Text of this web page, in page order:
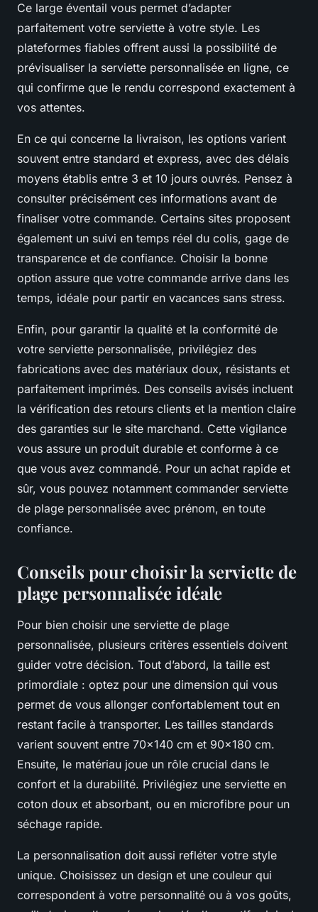
Ce large éventail vous permet d’adapter
parfaitement votre serviette à votre style. Les
plateformes fiables offrent aussi la possibilité de
prévisualiser la serviette personnalisée en ligne, ce
qui confirme que le rendu correspond exactement à
vos attentes.
En ce qui concerne la livraison, les options varient
souvent entre standard et express, avec des délais
moyens établis entre 3 et 10 jours ouvrés. Pensez à
consulter précisément ces informations avant de
finaliser votre commande. Certains sites proposent
également un suivi en temps réel du colis, gage de
transparence et de confiance. Choisir la bonne
option assure que votre commande arrive dans les
temps, idéale pour partir en vacances sans stress.
Enfin, pour garantir la qualité et la conformité de
votre serviette personnalisée, privilégiez des
fabrications avec des matériaux doux, résistants et
parfaitement imprimés. Des conseils avisés incluent
la vérification des retours clients et la mention claire
des garanties sur le site marchand. Cette vigilance
vous assure un produit durable et conforme à ce
que vous avez commandé. Pour un achat rapide et
sûr, vous pouvez notamment commander serviette
de plage personnalisée avec prénom, en toute
confiance.
Conseils pour choisir la serviette de
plage personnalisée idéale
Pour bien choisir une serviette de plage
personnalisée, plusieurs critères essentiels doivent
guider votre décision. Tout d’abord, la taille est
primordiale : optez pour une dimension qui vous
permet de vous allonger confortablement tout en
restant facile à transporter. Les tailles standards
varient souvent entre 70x140 cm et 90x180 cm.
Ensuite, le matériau joue un rôle crucial dans le
confort et la durabilité. Privilégiez une serviette en
coton doux et absorbant, ou en microfibre pour un
séchage rapide.
La personnalisation doit aussi refléter votre style
unique. Choisissez un design et une couleur qui
correspondent à votre personnalité ou à vos goûts,